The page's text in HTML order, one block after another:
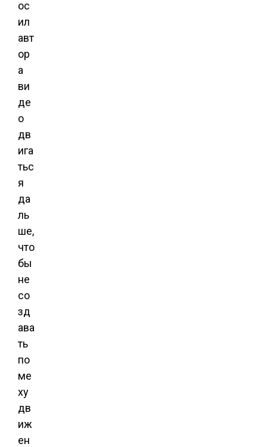
ос
ил
авт
ор
а
ви
де
о
дв
ига
тьс
я
да
ль
ше,
что
бы
не
со
зд
ава
ть
по
ме
ху
дв
иж
ен